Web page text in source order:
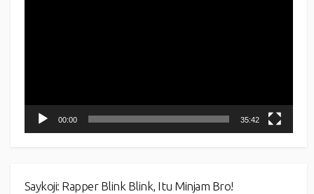
00:00 35:42
Saykoji: Rapper Blink Blink, Itu Minjam Bro!